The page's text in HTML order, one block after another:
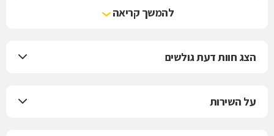
להמשך קריאה
הצג חוות דעת גולשים
על השירות